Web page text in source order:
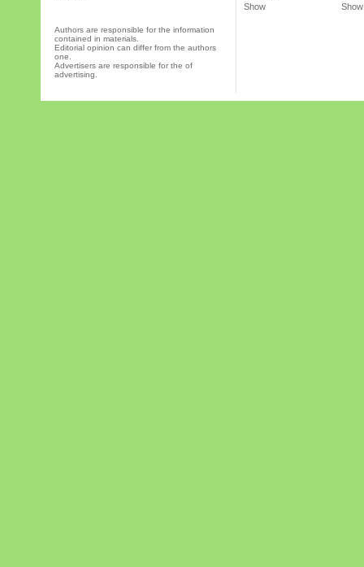
Authors are responsible for the information
contained in materials.
Editorial opinion can differ from the authors
one.
Advertisers are responsible for the of
advertising.
Show
Show